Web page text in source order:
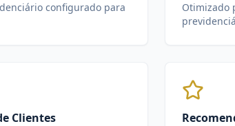
configurado para
Otimizado
Clientes